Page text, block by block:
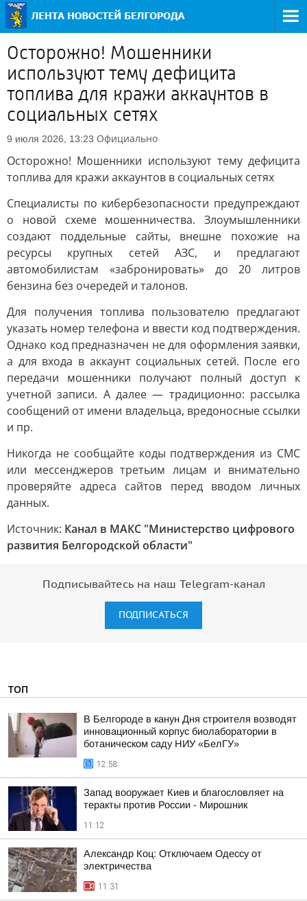
Осторожно! Мошенники
используют тему дефицита
топлива для кражи аккаунтов в
социальных сетях
9 июля 2026, 13:23 Официально
Осторожно! Мошенники используют тему дефицита
топлива для кражи аккаунтов в социальных сетях
Специалисты по кибербезопасности предупреждают
о новой схеме мошенничества. Злоумышленники
создают поддельные сайты, внешне похожие на
ресурсы крупных сетей АЗС, и предлагают
автомобилистам «забронировать» до 20 литров
бензина без очередей и талонов.
Для получения топлива пользователю предлагают
указать номер телефона и ввести код подтверждения.
Однако код предназначен не для оформления заявки,
а для входа в аккаунт социальных сетей. После его
передачи мошенники получают полный доступ к
учетной записи. А далее — традиционно: рассылка
сообщений от имени владельца, вредоносные ссылки
и пр.
Никогда не сообщайте коды подтверждения из СМС
или мессенджеров третьим лицам и внимательно
проверяйте адреса сайтов перед вводом личных
данных.
Источник: Канал в МАКС "Министерство цифрового
развития Белгородской области"
Подписывайтесь на наш Telegram-канал
ПОДПИСАТЬСЯ
ТОП
В Белгороде в канун Дня строителя возводят
инновационный корпус биолаборатории в
ботаническом саду НИУ «БелГУ»
12:58
Запад вооружает Киев и благословляет на
теракты против России - Мирошник
11:12
Александр Коц: Отключаем Одессу от
электричества
11:31